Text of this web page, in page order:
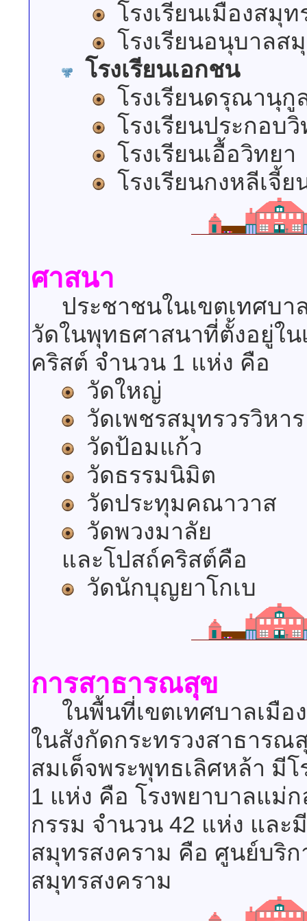
โรงเรียนเมืองสมุ
โรงเรียนอนุบาลส
โรงเรียนเอกชน
โรงเรียนดรุณานุกู
โรงเรียนประกอบ
โรงเรียนเอื้อวิทยา
โรงเรียนกงหลีเจี้
ศาสนา
ประชาชนในเขตเทศบา
วัดในพุทธศาสนาที่ตั้งอยู่ใ
คริสต์ จำนวน 1 แห่ง คือ
วัดใหญ่
วัดเพชรสมุทรวรวิหาร
วัดป้อมแก้ว
วัดธรรมนิมิต
วัดประทุมคณาวาส
วัดพวงมาลัย
และโปสถ์คริสต์คือ
วัดนักบุญยาโกเบ
การสาธารณสุข
ในพื้นที่เขตเทศบาลเมือ
ในสังกัดกระทรวงสาธารณ
สมเด็จพระพุทธเลิศหล้า มี
1 แห่ง คือ โรงพยาบาลแม่
กรรม จำนวน 42 แห่ง และ
สมุทรสงคราม คือ ศูนย์บริ
สมุทรสงคราม